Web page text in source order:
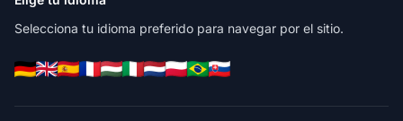
Selecciona tu idioma preferido para navegar por el sitio.